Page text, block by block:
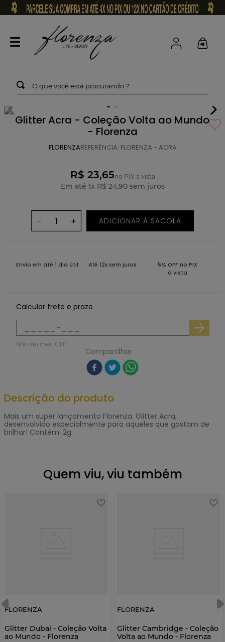
O que você está procurando ?
Glitter Acra - Coleção Volta ao Mundo
- Florenza
FLORENZAREFERÊNCIA: FLORENZA - ACRA
R$ 23,65no PIX à vista
Em até 1x R$ 24,90sem juros
＋
－ ADICIONAR À SACOLA
Envio em até 1 dia útil Até 12x sem juros
5% OFF no PIX
à vista
Calcular frete e prazo
Não sei meu CEP
Compartilhar
Descrição do produto
Mais um super lançamento Florenza. Glitter Acra,
desenvolvido especialmente para aqueles que gostam de
brilhar! Contém: 2g
Quem viu, viu também
FLORENZA
Glitter Dubai - Coleção Volta
ao Mundo - Florenza
FLORENZA
Glitter Cambridge - Coleção
Volta ao Mundo - Florenza